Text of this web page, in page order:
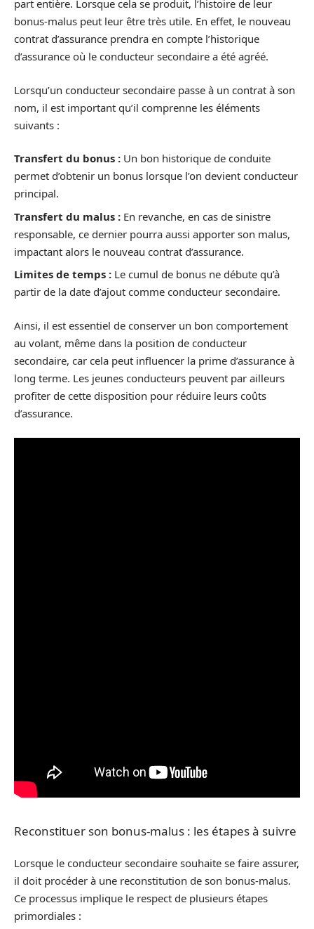
part entière. Lorsque cela se produit, l’histoire de leur
bonus-malus peut leur être très utile. En effet, le nouveau
contrat d’assurance prendra en compte l’historique
d’assurance où le conducteur secondaire a été agréé.
Lorsqu’un conducteur secondaire passe à un contrat à son
nom, il est important qu’il comprenne les éléments
suivants :
Transfert du bonus : Un bon historique de conduite
permet d’obtenir un bonus lorsque l’on devient conducteur
principal.
Transfert du malus : En revanche, en cas de sinistre
responsable, ce dernier pourra aussi apporter son malus,
impactant alors le nouveau contrat d’assurance.
Limites de temps : Le cumul de bonus ne débute qu’à
partir de la date d’ajout comme conducteur secondaire.
Ainsi, il est essentiel de conserver un bon comportement
au volant, même dans la position de conducteur
secondaire, car cela peut influencer la prime d’assurance à
long terme. Les jeunes conducteurs peuvent par ailleurs
profiter de cette disposition pour réduire leurs coûts
d’assurance.
Reconstituer son bonus-malus : les étapes à suivre
Lorsque le conducteur secondaire souhaite se faire assurer,
il doit procéder à une reconstitution de son bonus-malus.
Ce processus implique le respect de plusieurs étapes
primordiales :